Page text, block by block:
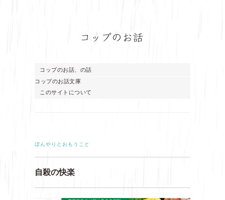
コップのお話、の話
コップのお話文庫
このサイトについて
ぼんやりとおもうこと
自殺の快楽